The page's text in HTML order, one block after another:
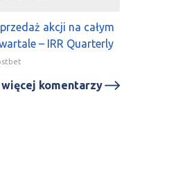
akcji na całym
– IRR Quarterly
więcej komentarzy